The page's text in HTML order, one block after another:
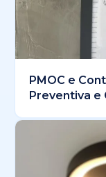
PMOC e
Preventiva e